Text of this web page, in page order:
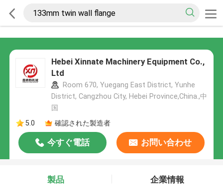
Hebei Xinnate Machinery Equipment Co.,
Ltd
Room 670, Yuegang East District, Yunhe
District, Cangzhou City, Hebei Province,China.,中
国
5.0
確認された製造者
今すぐ電話 お問い合わせ
製品 企業情報